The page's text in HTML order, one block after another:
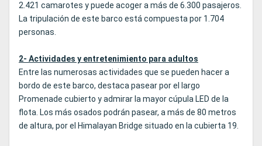
2.421 camarotes y puede acoger a más de 6.300 pasajeros.
La tripulación de este barco está compuesta por 1.704
personas.
2- Actividades y entretenimiento para adultos
Entre las numerosas actividades que se pueden hacer a
bordo de este barco, destaca pasear por el largo
Promenade cubierto y admirar la mayor cúpula LED de la
flota. Los más osados podrán pasear, a más de 80 metros
de altura, por el Himalayan Bridge situado en la cubierta 19.